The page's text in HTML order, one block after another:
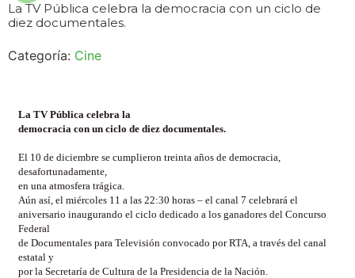
La TV Pública celebra la democracia con un ciclo de
diez documentales.
Categoría: Cine
La TV Pública celebra la
democracia con un ciclo de diez documentales.
El 10 de diciembre se cumplieron treinta años de democracia,
desafortunadamente,
en una atmosfera trágica.
Aún así, el miércoles 11 a las 22:30 horas – el canal 7 celebrará el
aniversario inaugurando el ciclo dedicado a los ganadores del Concurso
Federal
de Documentales para Televisión convocado por RTA, a través del canal
estatal y
por la Secretaría de Cultura de la Presidencia de la Nación.